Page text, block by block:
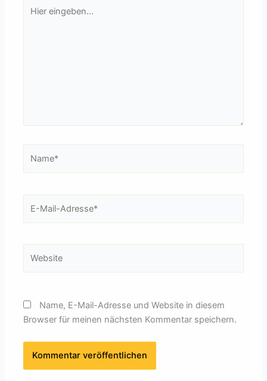
eingeben…
Mail-
Name, E-Mail-Adresse und Website in diesem
Browser für meinen nächsten Kommentar speichern.